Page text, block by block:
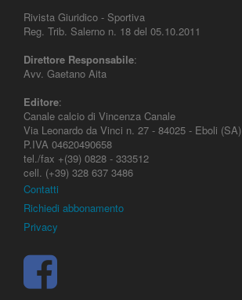
Rivista Giuridico - Sportiva
Reg. Trib. Salerno n. 18 del 05.10.2011
Direttore Responsabile:
Avv. Gaetano Aita
Editore:
Canale calcio di Vincenza Canale
Via Leonardo da Vinci n. 27 - 84025 - Eboli (SA)
P.IVA 04620490658
tel./fax +(39) 0828 - 333512
cell. (+39) 328 637 3486
Contatti
Richiedi abbonamento
Privacy